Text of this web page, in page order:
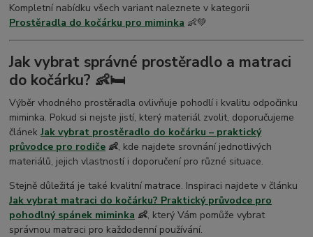
Kompletní nabídku všech variant naleznete v kategorii
Prostěradla do kočárku pro miminka 👶💚
Jak vybrat správné prostěradlo a matraci
do kočárku? 👶🛏️
Výběr vhodného prostěradla ovlivňuje pohodlí i kvalitu odpočinku
miminka. Pokud si nejste jistí, který materiál zvolit, doporučujeme
článekJak vybrat prostěradlo do kočárku – praktický
průvodce pro rodiče 👶, kde najdete srovnání jednotlivých
materiálů, jejich vlastností i doporučení pro různé situace.
Stejně důležitá je také kvalitní matrace. Inspiraci najdete v článku
Jak vybrat matraci do kočárku? Praktický průvodce pro
pohodlný spánek miminka 👶, který Vám pomůže vybrat
správnou matraci pro každodenní používání.